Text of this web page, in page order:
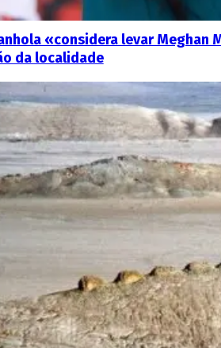
«considera levar Meghan
da localidade